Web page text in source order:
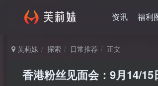
资讯 福利
芙莉妹 探索 日常推荐 正文
香港粉丝见面会：9月14/15